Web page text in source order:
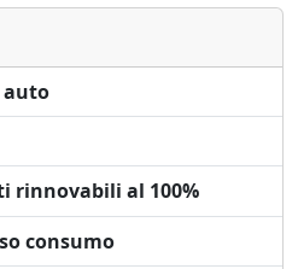
Vista panoramica
auto
rinnovabili al 100%
consumo